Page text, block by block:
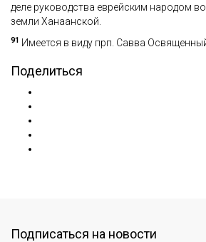
деле руководства еврейским народом
земли Ханаанской.
91 Имеется в виду прп. Савва
Поделиться
Подписаться на новости